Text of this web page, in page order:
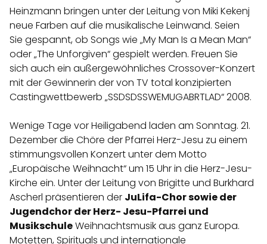
Heinzmann bringen unter der Leitung von Miki Kekenj
neue Farben auf die musikalische Leinwand. Seien
Sie gespannt, ob Songs wie „My Man Is a Mean Man“
oder „The Unforgiven“ gespielt werden. Freuen Sie
sich auch ein außergewöhnliches Crossover-Konzert
mit der Gewinnerin der von TV total konzipierten
Castingwettbewerb „SSDSDSSWEMUGABRTLAD“ 2008.
Wenige Tage vor Heiligabend laden am Sonntag. 21.
Dezember die Chöre der Pfarrei Herz-Jesu zu einem
stimmungsvollen Konzert unter dem Motto
„Europäische Weihnacht“ um 15 Uhr in die Herz-Jesu-
Kirche ein. Unter der Leitung von Brigitte und Burkhard
Ascherl präsentieren der JuLifa-Chor sowie der
Jugendchor der Herz- Jesu-Pfarrei und
MusikschuleWeihnachtsmusik aus ganz Europa.
Motetten, Spirituals und internationale